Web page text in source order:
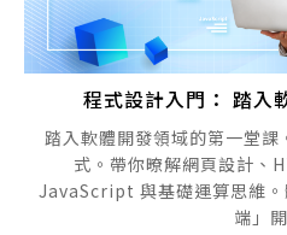
程式設計入門： 踏入
踏入軟體開發領域的第一堂
式。帶你暸解網頁設計、
JavaScript 與基礎運算思維。
端」